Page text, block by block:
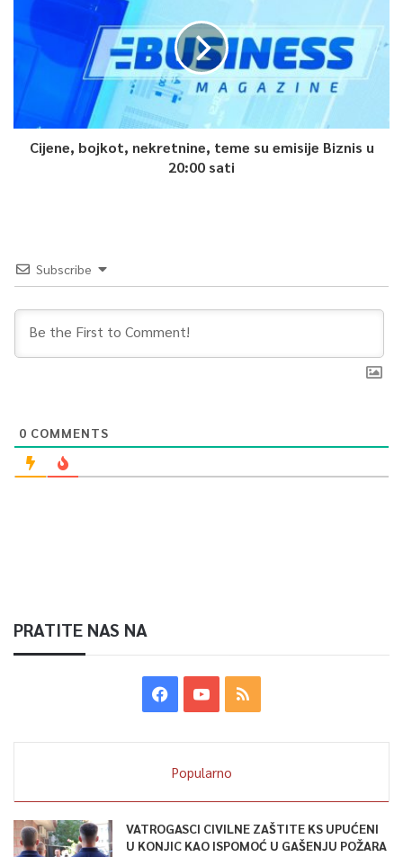
Cijene, bojkot, nekretnine, teme su emisije Biznis u
20:00 sati
Subscribe
0 COMMENTS
PRATITE NAS NA
Popularno
VATROGASCI CIVILNE ZAŠTITE KS UPUĆENI
U KONJIC KAO ISPOMOĆ U GAŠENJU POŽARA